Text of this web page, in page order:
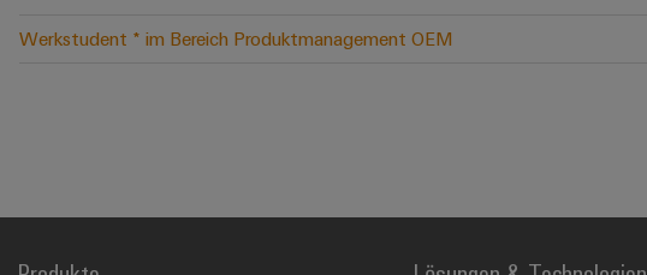
Werkstudent * im Bereich Produktmanagement OEM